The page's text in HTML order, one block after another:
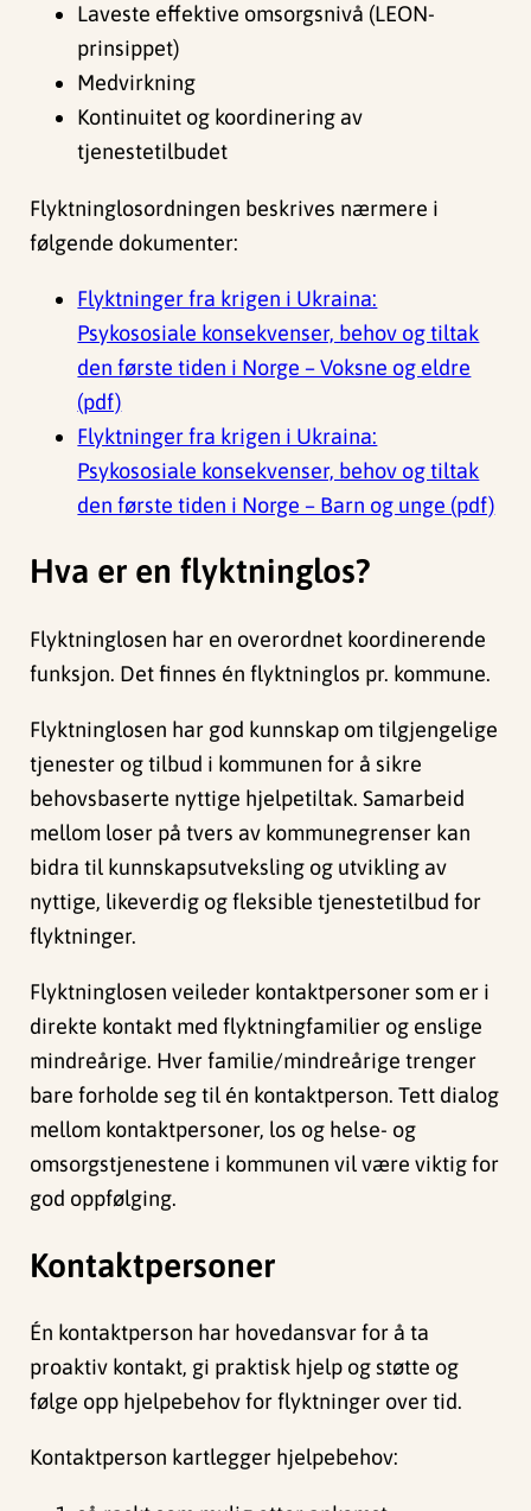
Laveste effektive omsorgsnivå (LEON-
prinsippet)
Medvirkning
Kontinuitet og koordinering av
tjenestetilbudet
Flyktninglosordningen beskrives nærmere i
følgende dokumenter:
Flyktninger fra krigen i Ukraina:
Psykososiale konsekvenser, behov og tiltak
den første tiden i Norge – Voksne og eldre
(pdf)
Flyktninger fra krigen i Ukraina:
Psykososiale konsekvenser, behov og tiltak
den første tiden i Norge – Barn og unge (pdf)
Hva er en flyktninglos?
Flyktninglosen har en overordnet koordinerende
funksjon. Det finnes én flyktninglos pr. kommune.
Flyktninglosen har god kunnskap om tilgjengelige
tjenester og tilbud i kommunen for å sikre
behovsbaserte nyttige hjelpetiltak. Samarbeid
mellom loser på tvers av kommunegrenser kan
bidra til kunnskapsutveksling og utvikling av
nyttige, likeverdig og fleksible tjenestetilbud for
flyktninger.
Flyktninglosen veileder kontaktpersoner som er i
direkte kontakt med flyktningfamilier og enslige
mindreårige. Hver familie/mindreårige trenger
bare forholde seg til én kontaktperson. Tett dialog
mellom kontaktpersoner, los og helse- og
omsorgstjenestene i kommunen vil være viktig for
god oppfølging.
Kontaktpersoner
Én kontaktperson har hovedansvar for å ta
proaktiv kontakt, gi praktisk hjelp og støtte og
følge opp hjelpebehov for flyktninger over tid.
Kontaktperson kartlegger hjelpebehov: